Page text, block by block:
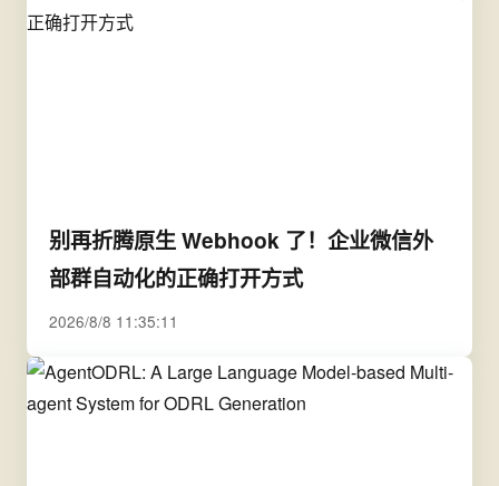
别再折腾原生 Webhook 了！企业微信外
部群自动化的正确打开方式
2026/8/8 11:35:11